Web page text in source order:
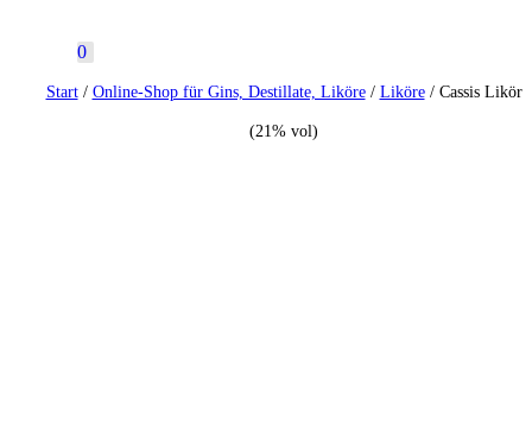
0
Start/ Online-Shop für Gins, Destillate, Liköre/ Liköre/ Cassis Likör
(21% vol)